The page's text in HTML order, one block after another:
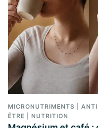
MICRONUTRIMENTS |
ÊTRE | NUTRITION